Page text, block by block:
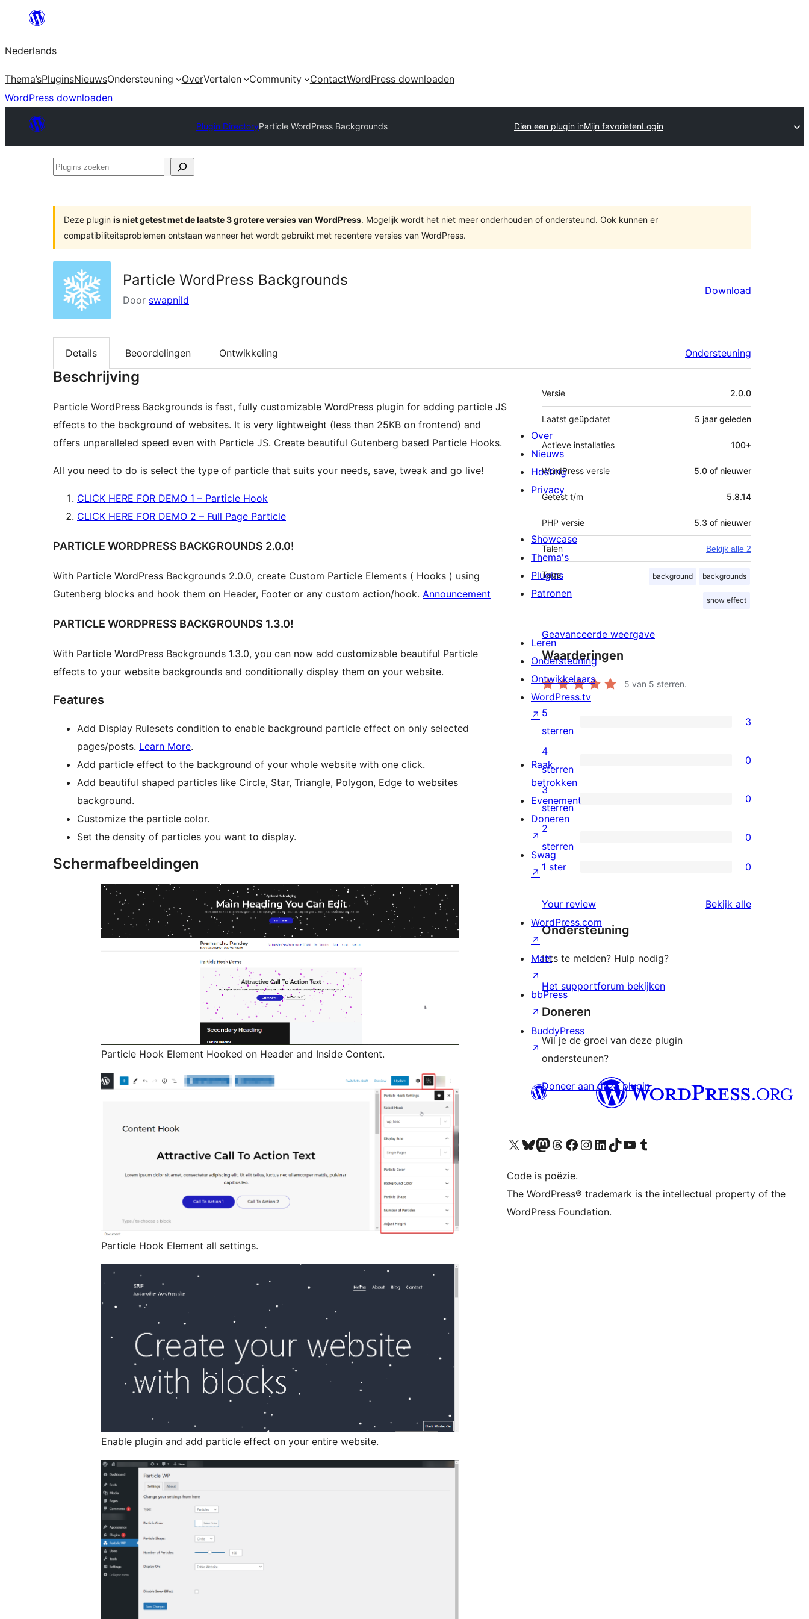
de
inhoud
Nederlands
Thema’sPluginsNieuwsOndersteuning OverVertalen Community ContactWordPress downloaden
WordPress downloaden
Plugin DirectoryParticle WordPress Backgrounds Dien een plugin inMijn favorietenLogin
Plugins
Deze plugin is niet getest met de laatste 3 grotere versies van WordPress. Mogelijk wordt het niet meer onderhouden of ondersteund. Ook kunnen er
compatibiliteitsproblemen ontstaan wanneer het wordt gebruikt met recentere versies van WordPress.
Particle WordPress Backgrounds
Door swapnild
Download
Details Beoordelingen Ontwikkeling Ondersteuning
Beschrijving
Particle WordPress Backgrounds is fast, fully customizable WordPress plugin for adding particle JS
effects to the background of websites. It is very lightweight (less than 25KB on frontend) and
offers unparalleled speed even with Particle JS. Create beautiful Gutenberg based Particle Hooks.
All you need to do is select the type of particle that suits your needs, save, tweak and go live!
CLICK HERE FOR DEMO 1 – Particle Hook
CLICK HERE FOR DEMO 2 – Full Page Particle
PARTICLE WORDPRESS BACKGROUNDS 2.0.0!
With Particle WordPress Backgrounds 2.0.0, create Custom Particle Elements ( Hooks ) using
Gutenberg blocks and hook them on Header, Footer or any custom action/hook. Announcement
PARTICLE WORDPRESS BACKGROUNDS 1.3.0!
With Particle WordPress Backgrounds 1.3.0, you can now add customizable beautiful Particle
effects to your website backgrounds and conditionally display them on your website.
Features
Add Display Rulesets condition to enable background particle effect on only selected
pages/posts. Learn More.
Add particle effect to the background of your whole website with one click.
Add beautiful shaped particles like Circle, Star, Triangle, Polygon, Edge to websites
background.
Customize the particle color.
Set the density of particles you want to display.
Schermafbeeldingen
Particle Hook Element Hooked on Header and Inside Content.
Particle Hook Element all settings.
Enable plugin and add particle effect on your entire website.
Meta
Versie 2.0.0
Laatst geüpdatet 5 jaar geleden
Actieve installaties 100+
WordPress versie 5.0 of nieuwer
Getest t/m 5.8.14
PHP versie 5.3 of nieuwer
Talen Bekijk alle 2
Tags background backgrounds
snow effect
Geavanceerde weergave
Waarderingen
5 van 5 sterren.
3
5
sterren
beoordelingen
5
sterren
3
0
4
sterren
beoordelingen
4
sterren
0
0
3
sterren
beoordelingen
3
sterren
0
0
2
beoordelingen
2
sterren
0
sterren
beoordelingen
1 ster 0
Your review Bekijk alle
Ondersteuning
Iets te melden? Hulp nodig?
Het supportforum bekijken
Doneren
Wil je de groei van deze plugin
ondersteunen?
Doneer aan deze plugin
Over
Nieuws
Hosting
Privacy
Showcase
Thema's
Plugins
Patronen
Leren
Ondersteuning
Ontwikkelaars
WordPress.tv
↗
Raak
betrokken
Evenementen
Doneren
↗
Swag
↗
WordPress.com
↗
Matt
↗
bbPress
↗
BuddyPress
↗
Bezoek ons X (voorheen Twitter) account
Bezoek ons Bluesky account
Bezoek ons Mastodon account
Bezoek ons Threads account
Onze Facebook pagina bezoeken
Bezoek ons Instagram account
Bezoek ons LinkedIn account
Bezoek ons TikTok account
Bezoek ons YouTube kanaalBezoek ons Tumblr account
Code is poëzie.
The WordPress® trademark is the intellectual property of the
WordPress Foundation.